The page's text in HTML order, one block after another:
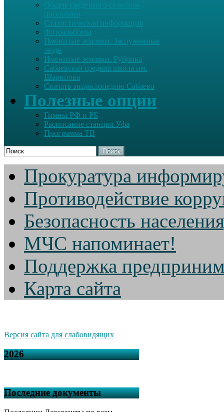
Общие сведения о сельском
поселении
Статистическая информация
Фотоальбомы
Именитые земляки. Заслуженные
люди
Именитые земляки. Рубрика
Сабаевская средняя школа им.
Шарипова
Скачать энциклопедию Сабаево
Полезные опции
Гимны РФ и РБ
Расписание станция Уфа
Программа ТВ
Поиск
Прокуратура
Противодействие
Безопасность
МЧС напоминает!
Поддержка
Карта сайта
Версия сайта для слабовидящих
2026
Последние документы